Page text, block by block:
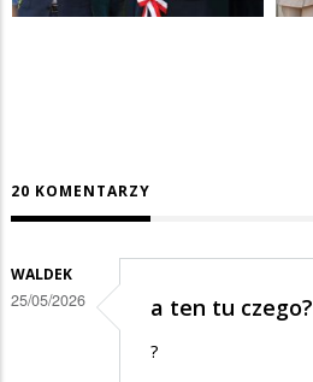
20 KOMENTARZY
WALDEK
25/05/2026 a ten tu czego?
?